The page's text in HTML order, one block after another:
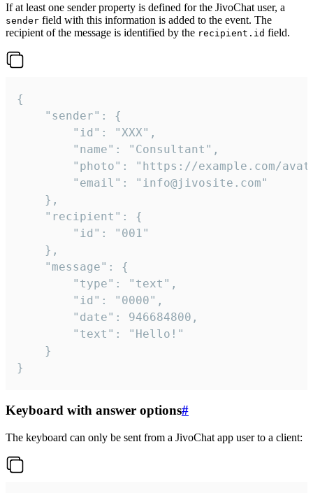
If at least one sender property is defined for the JivoChat user, a
sender field with this information is added to the event. The
recipient of the message is identified by the recipient.id field.
{
}
Keyboard with answer options#
The keyboard can only be sent from a JivoChat app user to a client: